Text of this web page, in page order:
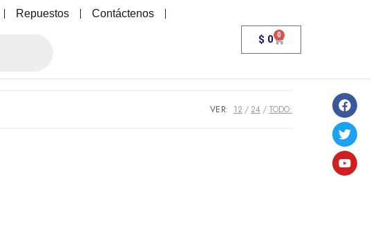
Repuestos Contáctenos
$ 0 0
VER: 12 24 TODO: